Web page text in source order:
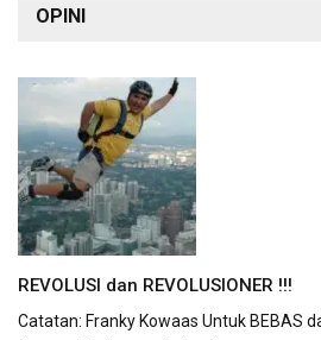
OPINI
REVOLUSI dan REVOLUSIONER !!!
Catatan: Franky Kowaas Untuk BEBAS